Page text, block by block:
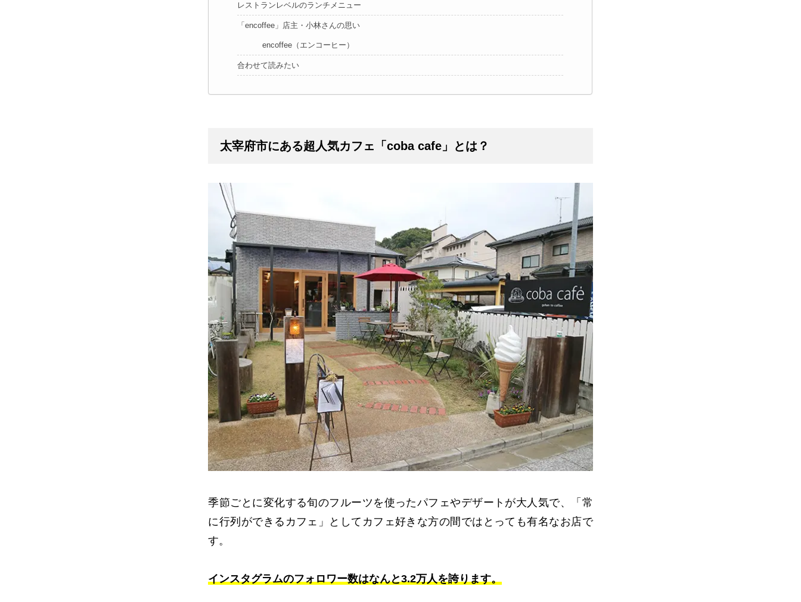
レストランレベルのランチメニュー
「encoffee」店主・小林さんの思い
encoffee（エンコーヒー）
合わせて読みたい
太宰府市にある超人気カフェ「coba cafe」とは？
季節ごとに変化する旬のフルーツを使ったパフェやデザートが大人気で、「常
に行列ができるカフェ」としてカフェ好きな方の間ではとっても有名なお店で
す。
インスタグラムのフォロワー数はなんと3.2万人を誇ります。